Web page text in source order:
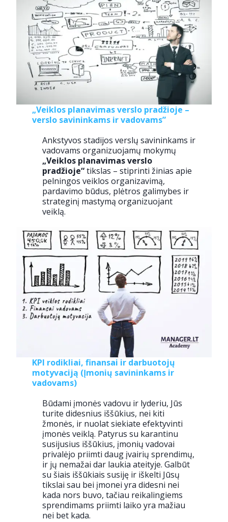
„Veiklos planavimas verslo pradžioje –
verslo savininkams ir vadovams”
Ankstyvos stadijos verslų savininkams ir
vadovams organizuojamų mokymų
„Veiklos planavimas verslo
pradžioje“tikslas – stiprinti žinias apie
pelningos veiklos organizavimą,
pardavimo būdus, plėtros galimybes ir
strateginį mastymą organizuojant
veiklą.
KPI rodikliai, finansai ir darbuotojų
motyvaciją (Įmonių savininkams ir
vadovams)
Būdami įmonės vadovu ir lyderiu, Jūs
turite didesnius iššūkius, nei kiti
žmonės, ir nuolat siekiate efektyvinti
įmonės veiklą. Patyrus su karantinu
susijusius iššūkius, įmonių vadovai
privalėjo priimti daug įvairių sprendimų,
ir jų nemažai dar laukia ateityje. Galbūt
su šiais iššūkiais susiję ir iškelti Jūsų
tikslai sau bei įmonei yra didesni nei
kada nors buvo, tačiau reikalingiems
sprendimams priimti laiko yra mažiau
nei bet kada.